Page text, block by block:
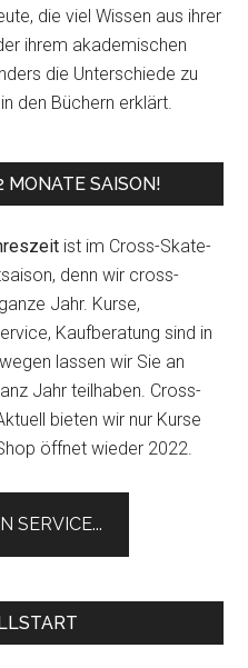
die viel Wissen aus ihrer
ihrem akademischen
die Unterschiede zu
den Büchern erklärt.
MONATE SAISON!
ist im Cross-Skate-
denn wir cross-
Jahr. Kurse,
Kaufberatung sind in
lassen wir Sie an
Jahr teilhaben. Cross-
bieten wir nur Kurse
öffnet wieder 2022.
SERVICE...